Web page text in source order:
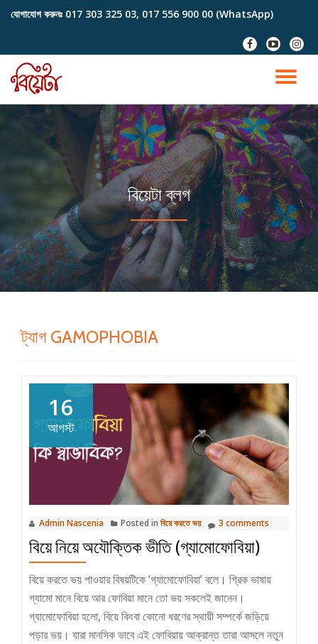
content
যোগাযোগ করুনঃ 017 303 325 03, 017 556 900 00 (WhatsApp)
fa-
facebook
fa-
youtube-
play
fa-
বিয়েটা ব্লগ
ট্যাগ GAMOPHOBIA
16
আগস্ট
Admin Nascenia Posted in বিয়ে করতে ভয় 3 comments
বিয়ে নিয়ে অযৌক্তিক ভীতি (গ্যামোফোবিয়া)
বিয়ে করতে ভয় পাওয়ার বিষয়টিকে ‘গ্যামোফোবিয়া’ বলে। গ্রিক ভাষায়
গ্যামো মানে বিয়ে আর ফোবিয়া মানে তো ভয় সকলেই জানেন।
গ্যামোফোবিয়া হলো, বিয়ে কিংবা কোনো ধরণের স্থায়ী সম্পর্কে জড়িয়ে
পড়ার ভয়। যারা মানসিক ভাবে এই ফোবিয়ায় আক্রান্ত তারা আসলে নতুন